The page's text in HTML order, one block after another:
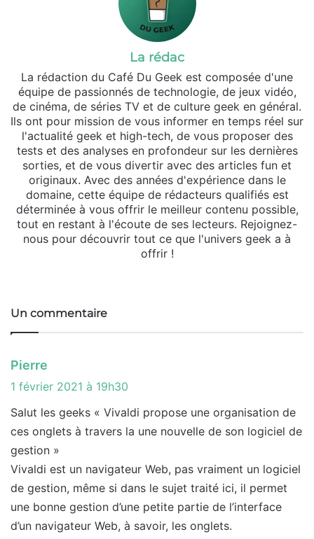
La rédac
La rédaction du Café Du Geek est composée d'une
équipe de passionnés de technologie, de jeux vidéo,
de cinéma, de séries TV et de culture geek en général.
Ils ont pour mission de vous informer en temps réel sur
l'actualité geek et high-tech, de vous proposer des
tests et des analyses en profondeur sur les dernières
sorties, et de vous divertir avec des articles fun et
originaux. Avec des années d'expérience dans le
domaine, cette équipe de rédacteurs qualifiés est
déterminée à vous offrir le meilleur contenu possible,
tout en restant à l'écoute de ses lecteurs. Rejoignez-
nous pour découvrir tout ce que l'univers geek a à
offrir !
Un commentaire
Pierre
i
:
1 février 2021 à 19h30
Salut les geeks « Vivaldi propose une organisation de
ces onglets à travers la une nouvelle de son logiciel de
gestion »
Vivaldi est un navigateur Web, pas vraiment un logiciel
de gestion, même si dans le sujet traité ici, il permet
une bonne gestion d’une petite partie de l’interface
d’un navigateur Web, à savoir, les onglets.